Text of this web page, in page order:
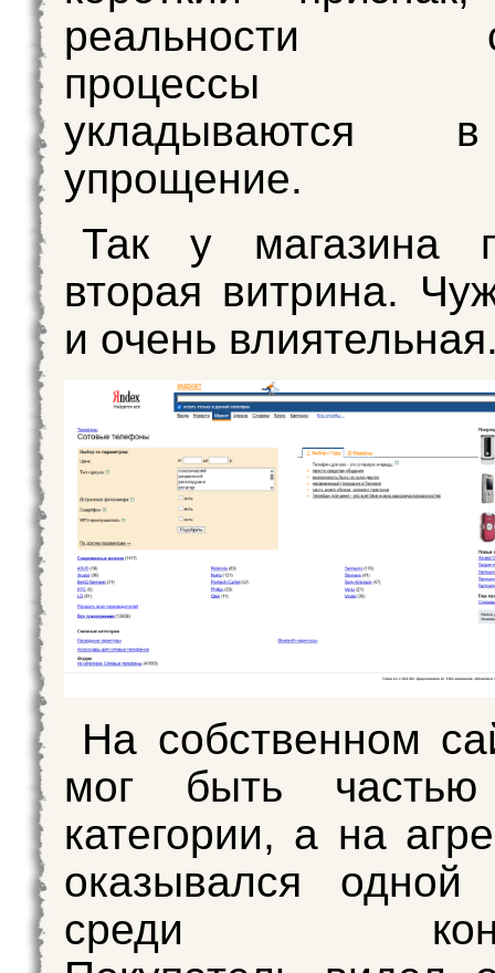
реальности
процессы
укладываются
упрощение.
Так у магазина
вторая витрина.
и очень
На собственном
мог быть частью
категории, а на
оказывался одной
среди